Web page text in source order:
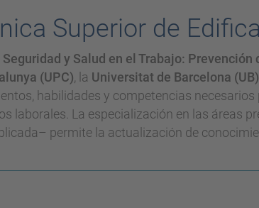
Superior de
y Salud en el Trabajo: Prevención
(UPC), la Universitat de Barcelona (UB)
habilidades y competencias
laborales. La especialización en las áreas
permite la actualización de